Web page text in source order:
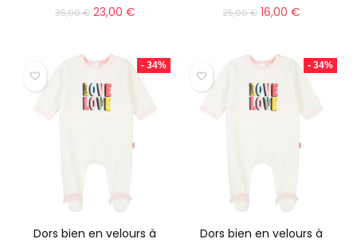
35,00€ 23,00 € 25,00€ 16,00€
- 34%
Dors bien en velours à
- 34%
Dors bien en velours à